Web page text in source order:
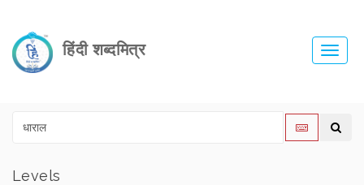
हिंदी शब्दमित्र
Levels